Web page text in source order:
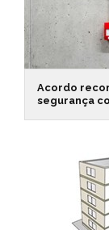
Acordo
segurança